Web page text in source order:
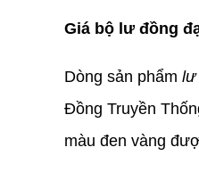
Giá bộ lư đồng
Dòng sản phẩm lư
Đồng Truyền
màu đen vàng